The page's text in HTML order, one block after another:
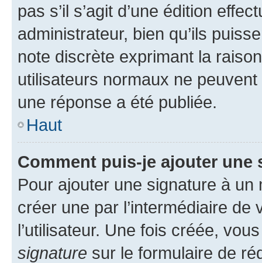
pas s’il s’agit d’une édition
administrateur, bien qu’ils
note discrète exprimant la
utilisateurs normaux ne
une réponse a été publiée.
Haut
Comment puis-je ajouter une
Pour ajouter une signature à un
créer une par l’intermédiaire
l’utilisateur. Une fois créée,
signature sur le formulaire de